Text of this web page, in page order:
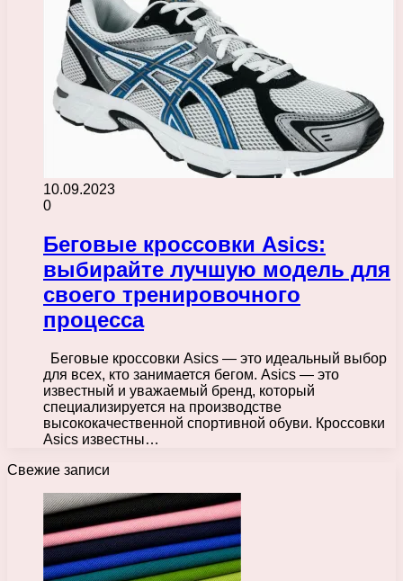
10.09.2023
0
Беговые кроссовки Asics:
выбирайте лучшую модель для
своего тренировочного
процесса
Беговые кроссовки Asics — это идеальный выбор
для всех, кто занимается бегом. Asics — это
известный и уважаемый бренд, который
специализируется на производстве
высококачественной спортивной обуви. Кроссовки
Asics известны…
Свежие записи